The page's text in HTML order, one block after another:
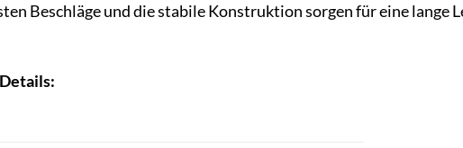
Beschläge und die stabile Konstruktion sorgen für eine lange